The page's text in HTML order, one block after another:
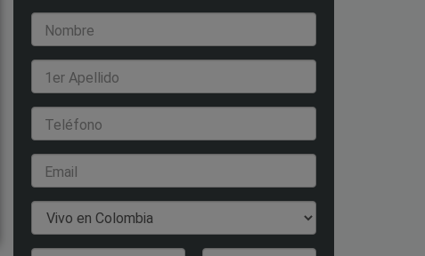
Nombre
1er Apellido
Teléfono
Email
País de Residencia